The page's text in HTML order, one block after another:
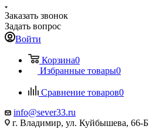
Заказать звонок
Задать вопрос
Войти
Корзина0
Избранные товары0
Сравнение товаров0
info@sever33.ru
г. Владимир, ул. Куйбышева, 66-Б